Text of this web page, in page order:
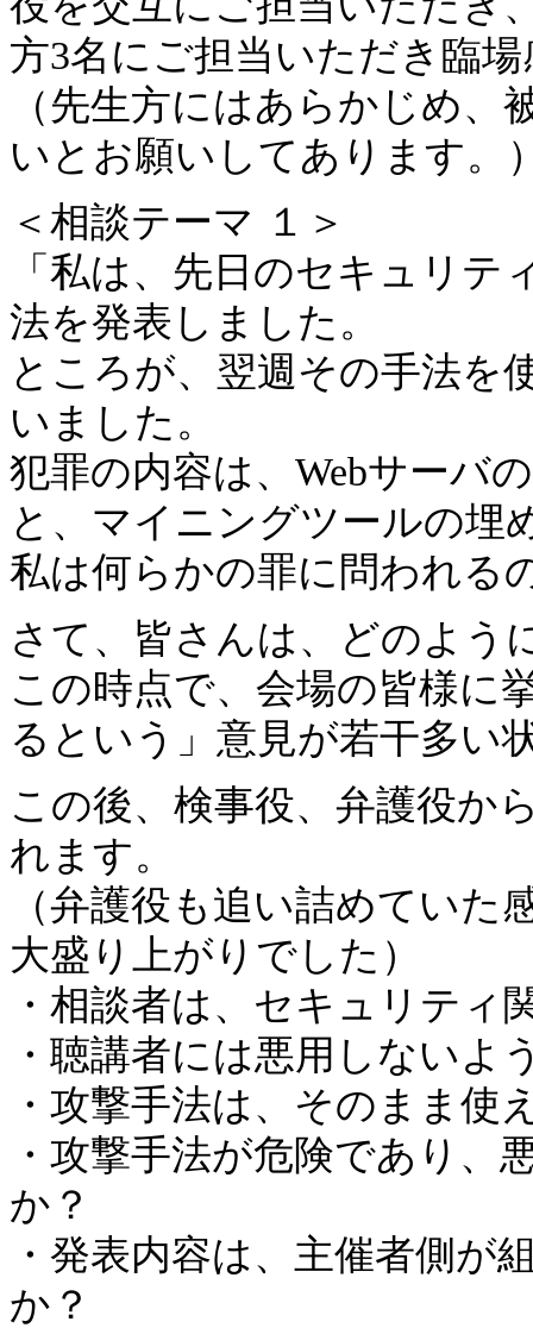
方3名にご担当いただき臨
（先生方にはあらかじめ
いとお願いしてあります。
＜相談テーマ １＞
「私は、先日のセキュリ
法を発表しました。
ところが、翌週その手法を
いました。
犯罪の内容は、Webサーバ
と、マイニングツールの埋
私は何らかの罪に問われる
さて、皆さんは、どのよう
この時点で、会場の皆様に
るという」意見が若干多い
この後、検事役、弁護役か
れます。
（弁護役も追い詰めてい
大盛り上がりでした）
・相談者は、セキュリティ
・聴講者には悪用しないよ
・攻撃手法は、そのまま使
・攻撃手法が危険であり、
か？
・発表内容は、主催者側が
か？